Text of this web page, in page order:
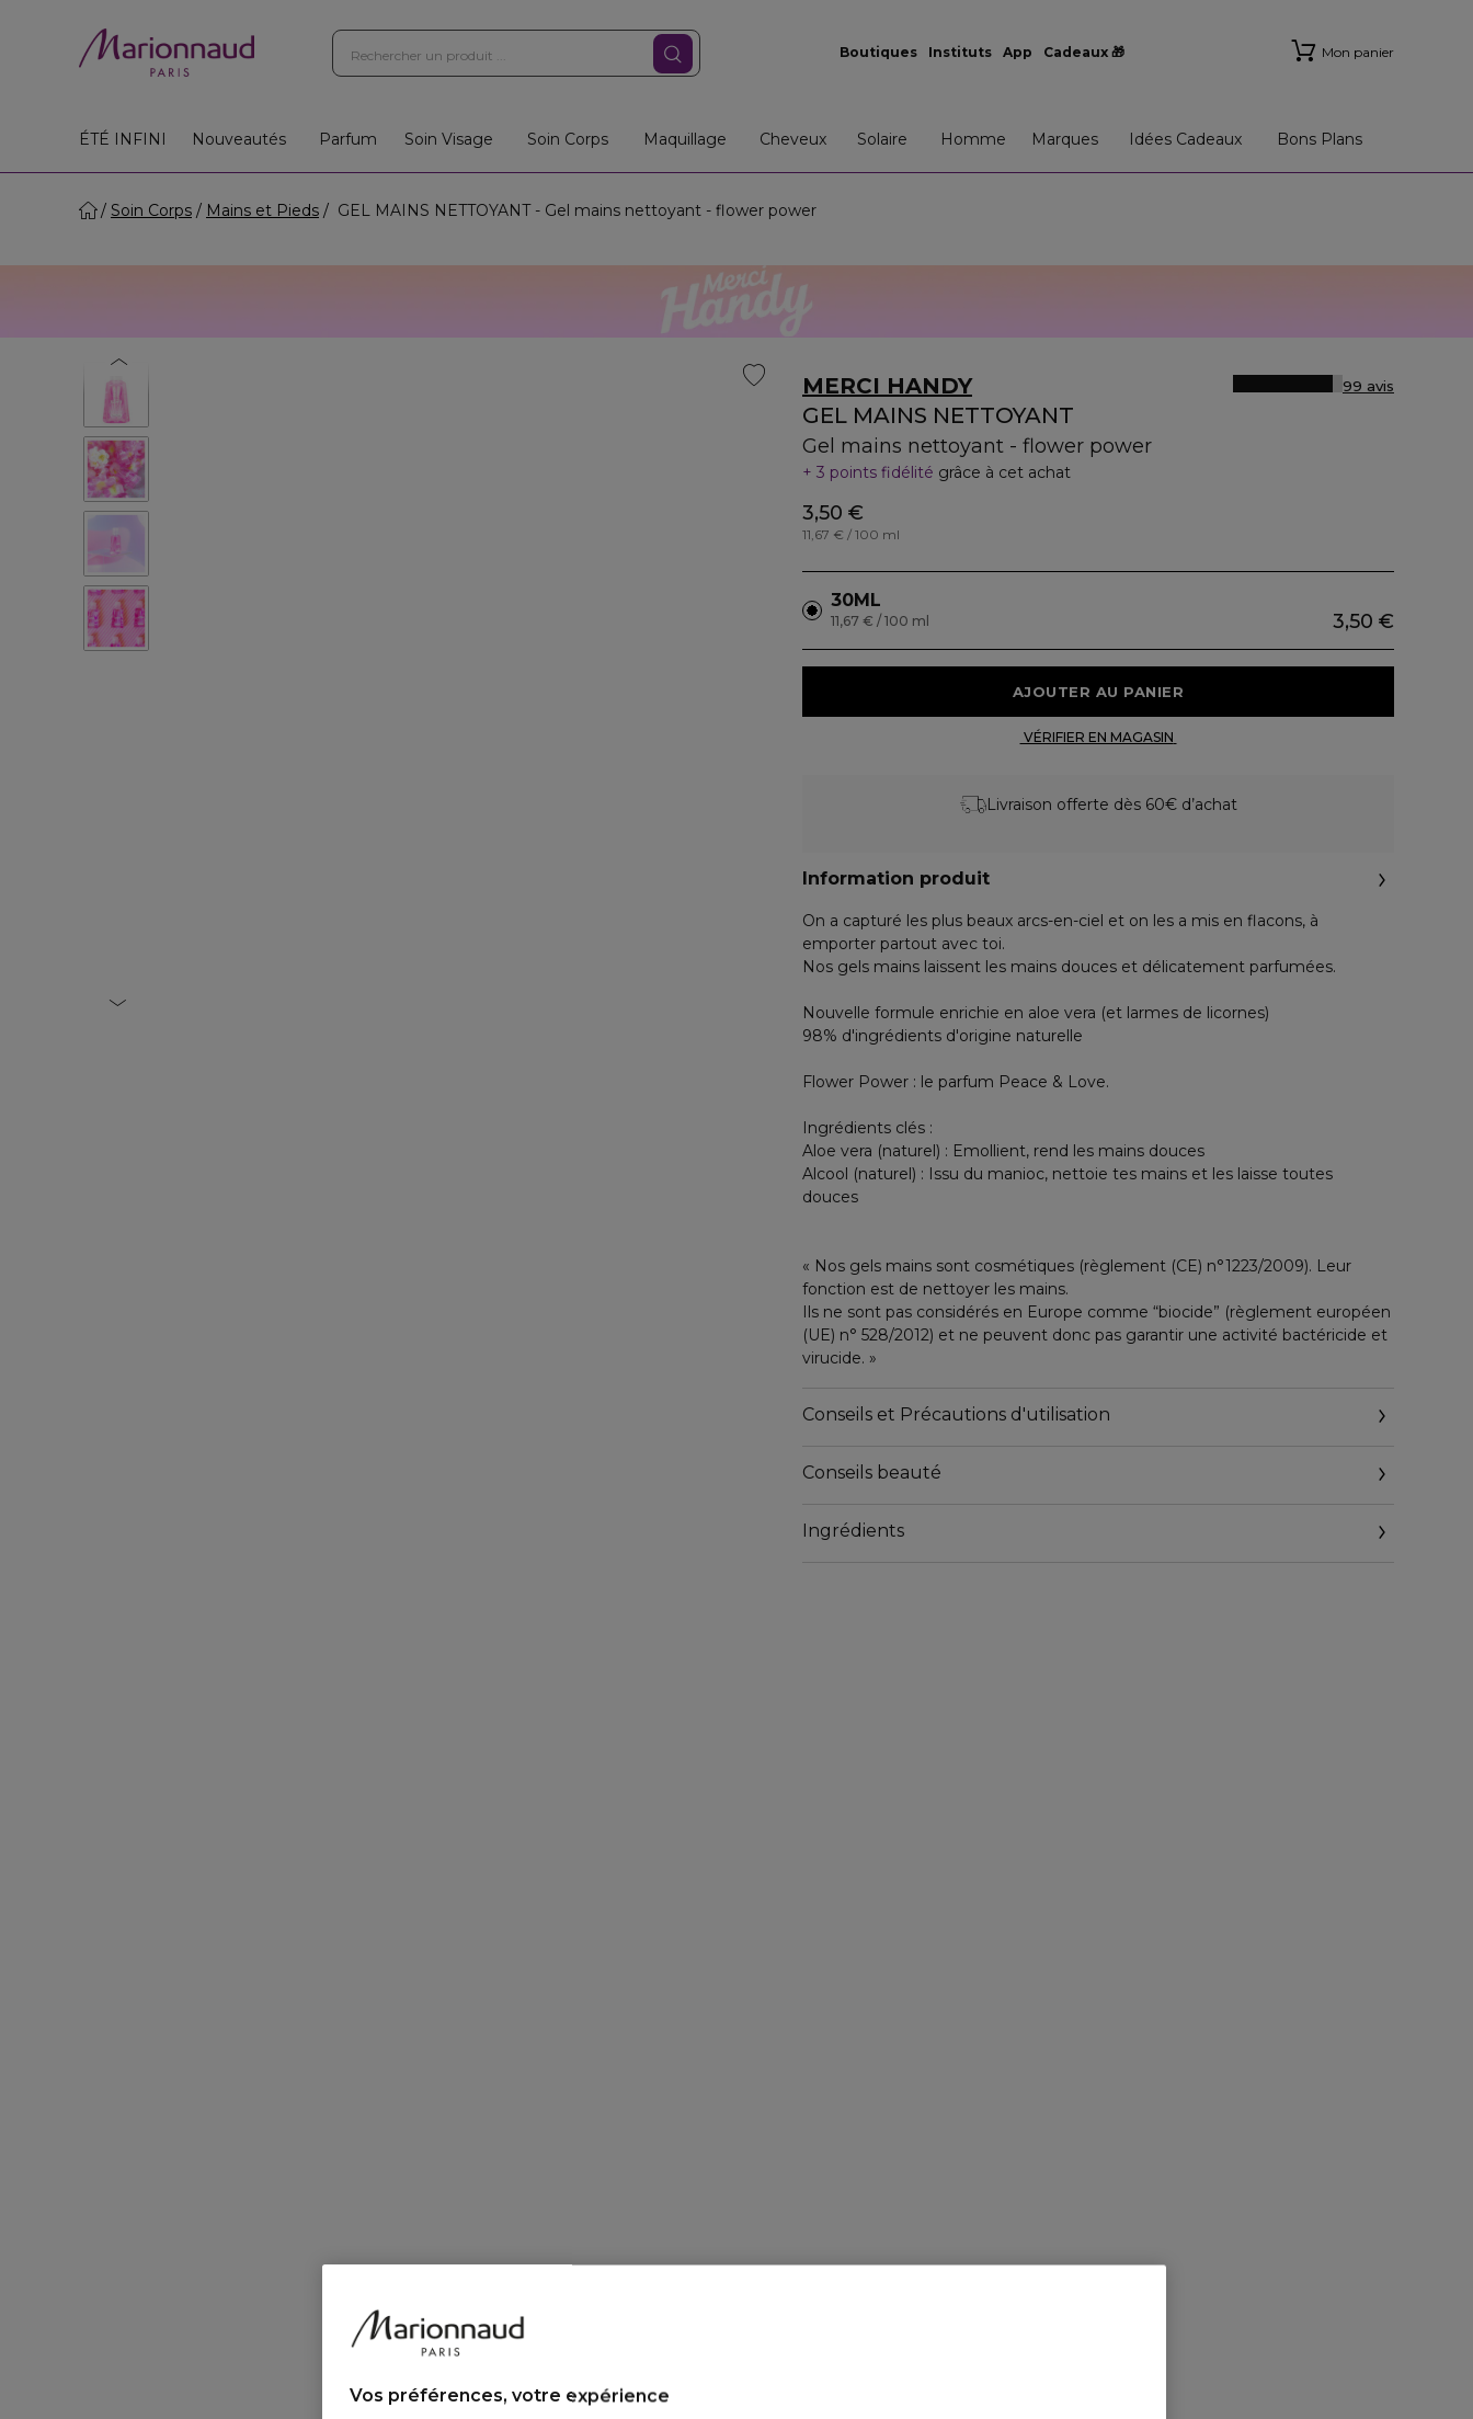
Boutiques Instituts App Cadeaux 🎁 Mon panier
ÉTÉ INFINI Nouveautés Parfum Soin Visage Soin Corps Maquillage Cheveux Solaire Homme Marques Idées Cadeaux Bons Plans
Soin Corps Mains et Pieds GEL MAINS NETTOYANT - Gel mains nettoyant - flower power
MERCI HANDY
GEL MAINS NETTOYANT
Gel mains nettoyant - flower power
99 avis
3 points fidélité grâce à cet achat
3,50 €
11,67 € / 100 ml
30ML
3,50 €
11,67 € / 100 ml
Livraison offerte dès 60€ d’achat
Information produit
On a capturé les plus beaux arcs-en-ciel et on les a mis en flacons, à
emporter partout avec toi.
Nos gels mains laissent les mains douces et délicatement parfumées.
Nouvelle formule enrichie en aloe vera (et larmes de licornes)
98% d'ingrédients d'origine naturelle
Flower Power : le parfum Peace & Love.
Ingrédients clés :
Aloe vera (naturel) : Emollient, rend les mains douces
Alcool (naturel) : Issu du manioc, nettoie tes mains et les laisse toutes
douces
« Nos gels mains sont cosmétiques (règlement (CE) n°1223/2009). Leur
fonction est de nettoyer les mains.
Ils ne sont pas considérés en Europe comme “biocide” (règlement européen
(UE) n° 528/2012) et ne peuvent donc pas garantir une activité bactéricide et
virucide. »
Conseils et Précautions d'utilisation
Conseils beauté
Ingrédients
Vos préférences, votre expérience